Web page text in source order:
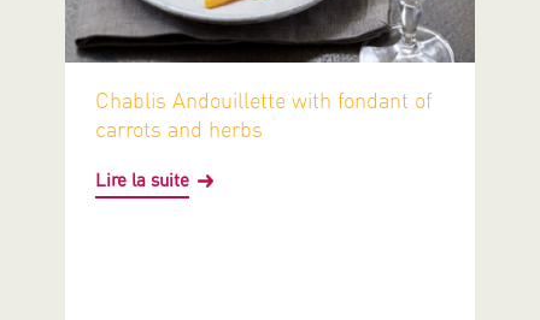
Chablis Andouillette with fondant of
carrots and herbs
Lire la suite